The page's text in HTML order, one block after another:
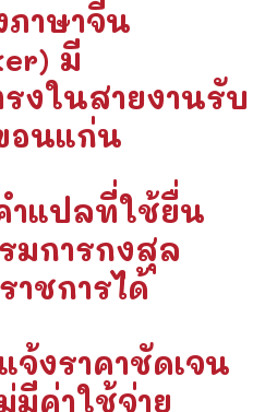
ภาษาจีน
มี
งในสายงานรับ
อนแก่น
ำแปลที่ใช้ยื่น
มการกงสุล
ชการได้
จ้งราคาชัดเจน
มีค่าใช้จ่าย